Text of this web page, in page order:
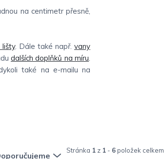
na centimetr přesně,
lišty. Dále také např. vany
dalších doplňků na míru.
také na e-mailu na
Stránka 1 z 1 - 6položek celkem